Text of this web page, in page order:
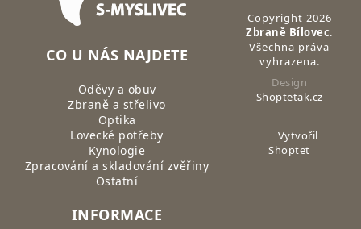
CO U NÁS NAJDETE
Oděvy a obuv
Zbraně a střelivo
Optika
Lovecké potřeby
Kynologie
Zpracování a skladování zvěřiny
Ostatní
INFORMACE
Copyright 2026
Zbraně Bílovec.
Všechna práva
vyhrazena.
Design
Shoptetak.cz
Vytvořil
Shoptet